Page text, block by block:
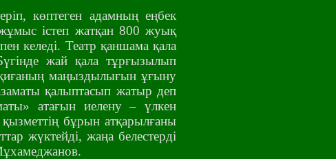
көптеген адамның еңбек
істеп жатқан 800 жуық
келеді. Театр қаншама қала
жай қала тұрғызылып
маңыздылығын ұғыну
қалыптасып жатыр деп
атағын иелену – үлкен
бұрын атқарылғаны
жүктейді, жаңа белестерді